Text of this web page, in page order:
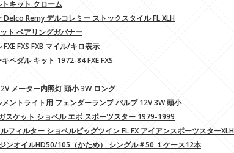
キット クローム
Remy デルコレミー ストックスタイル FL XLH
ト ベアリングガバナー
FXS FXB マイル/キロ表示
ペダル キット 1972-84 FXE FXS
メーター内照灯 頭小 3W ロング
ントライト用 フェンダーランプ バルブ 12V 3W 頭小
スケット ショベル エボ スポーツスター 1979-1999
フィルター ショベルビッグツイン FL FX アイアンスポーツスターXLH
ンオイルHD50/105（かため） シングル＃50 １ケース12本